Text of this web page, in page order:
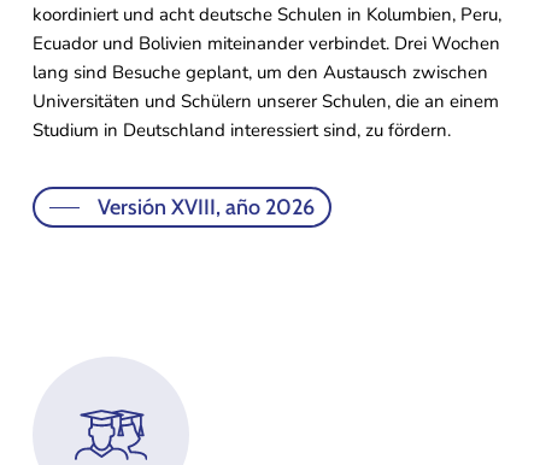
koordiniert und acht deutsche Schulen in Kolumbien, Peru,
Ecuador und Bolivien miteinander verbindet. Drei Wochen
lang sind Besuche geplant, um den Austausch zwischen
Universitäten und Schülern unserer Schulen, die an einem
Studium in Deutschland interessiert sind, zu fördern.
Versión XVIII, año 2026